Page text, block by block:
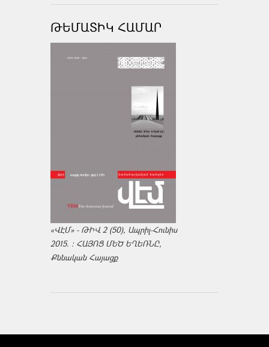
ԹԵՄԱՏԻԿ ՀԱՄԱՐ
«ՎԷՄ» - ԹԻՎ 2 (50), Ապրիլ-Հունիս
2015. : ՀԱՅՈՑ ՄԵԾ ԵՂԵՌՆԸ,
Քննական Հայացք